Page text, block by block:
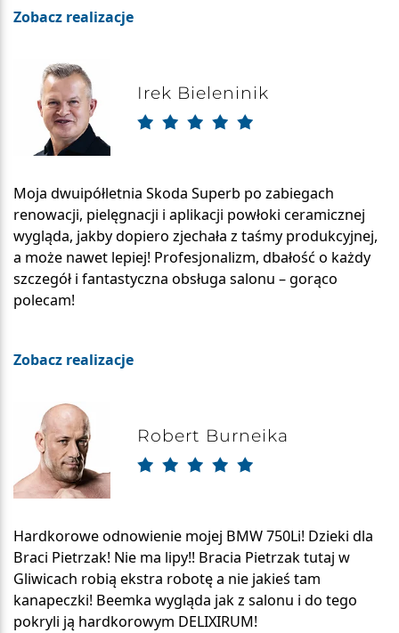
Zobacz realizacje
Irek Bieleninik
Moja dwuipółletnia Skoda Superb po zabiegach
renowacji, pielęgnacji i aplikacji powłoki ceramicznej
wygląda, jakby dopiero zjechała z taśmy produkcyjnej,
a może nawet lepiej! Profesjonalizm, dbałość o każdy
szczegół i fantastyczna obsługa salonu – gorąco
polecam!
Zobacz realizacje
Robert Burneika
Hardkorowe odnowienie mojej BMW 750Li! Dzieki dla
Braci Pietrzak! Nie ma lipy!! Bracia Pietrzak tutaj w
Gliwicach robią ekstra robotę a nie jakieś tam
kanapeczki! Beemka wygląda jak z salonu i do tego
pokryli ją hardkorowym DELIXIRUM!